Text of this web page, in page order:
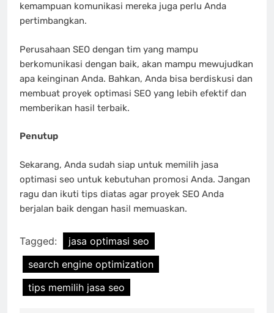
kemampuan komunikasi mereka juga perlu Anda
pertimbangkan.
Perusahaan SEO dengan tim yang mampu
berkomunikasi dengan baik, akan mampu mewujudkan
apa keinginan Anda. Bahkan, Anda bisa berdiskusi dan
membuat proyek optimasi SEO yang lebih efektif dan
memberikan hasil terbaik.
Penutup
Sekarang, Anda sudah siap untuk memilih jasa
optimasi seo untuk kebutuhan promosi Anda. Jangan
ragu dan ikuti tips diatas agar proyek SEO Anda
berjalan baik dengan hasil memuaskan.
Tagged:
jasa optimasi seo
search engine optimization
tips memilih jasa seo